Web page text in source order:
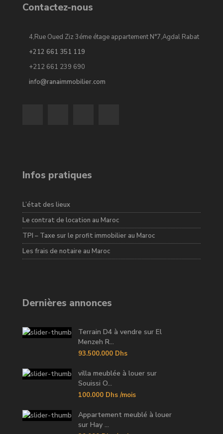
Contactez-nous
4,Rue Oued Ziz 3éme étage appartement N°7,Agdal Rabat
+212 661 351 119
+212 661 239 690
info@ranaimmobilier.com
Infos pratiques
L’état des lieux
Le contrat de location au Maroc
TPI – Taxe sur le profit immobilier au Maroc
Les frais de notaire au Maroc
Dernières annonces
Terrain D4 à vendre sur El
Menzeh R...
93.500.000 Dhs
villa meublée à louer sur
Souissi O...
100.000 Dhs /mois
Appartement meublé à louer
sur Hay ...